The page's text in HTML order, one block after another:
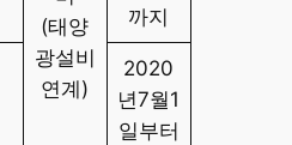
(태양
광설비
연계)
까지
2020
년7월1
일부터